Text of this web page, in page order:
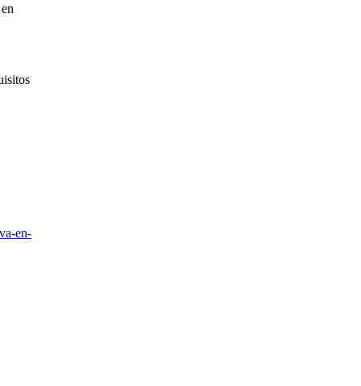
en-